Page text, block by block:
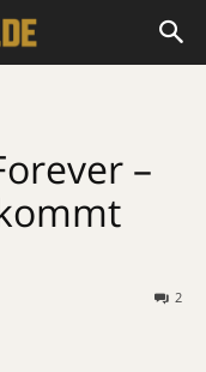
–
2